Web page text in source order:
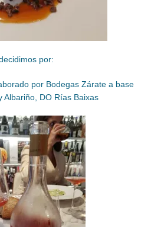
por:
por Bodegas Zárate a base
Albariño, DO Rías Baixas